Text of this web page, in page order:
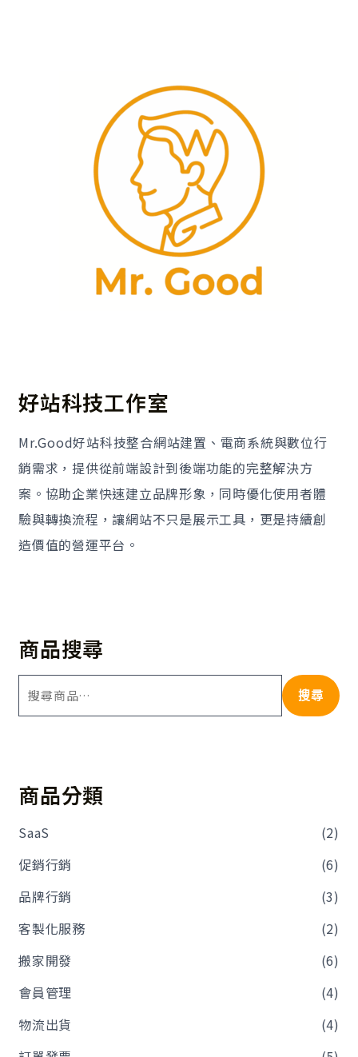
好站科技工作室
Mr.Good好站科技整合網站建置、電商系統與數位行
銷需求，提供從前端設計到後端功能的完整解決方
案。協助企業快速建立品牌形象，同時優化使用者體
驗與轉換流程，讓網站不只是展示工具，更是持續創
造價值的營運平台。
商品搜尋
搜尋
商品分類
SaaS
(2)
促銷行銷
(6)
品牌行銷
(3)
客製化服務
(2)
搬家開發
(6)
會員管理
(4)
物流出貨
(4)